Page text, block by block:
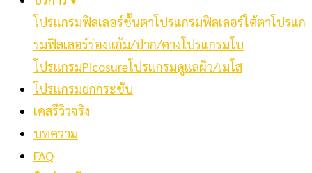
โปรแกรมฟิลเลอร์ชั้นตาโปรแกรมฟิลเลอร์ใต้ตาโปรแก
รมฟิลเลอร์ร่องแก้ม/ปาก/คางโปรแกรมโบ
โปรแกรมPicosureโปรแกรมดูแลผิว/เมโส
โปรแกรมยกกระชับ
เคสรีวิวจริง
บทความ
FAQ